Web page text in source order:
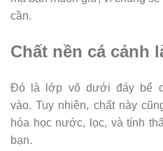
cần.
Chất nền cá cảnh
Đó là lớp võ dưới đáy bể
vào. Tuy nhiên, chất này
hóa học nước, lọc, và tính
bạn.